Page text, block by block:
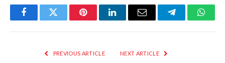
FacebookTwitter PinterestLinkedInEmail Telegram
PREVIOUS ARTICLE NEXT ARTICLE